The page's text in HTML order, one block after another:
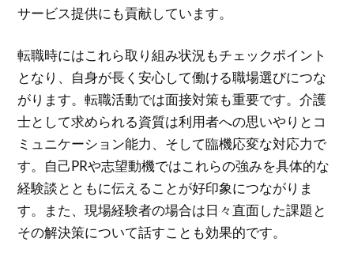
サービス提供にも貢献しています。
転職時にはこれら取り組み状況もチェックポイント
となり、自身が長く安心して働ける職場選びにつな
がります。転職活動では面接対策も重要です。介護
士として求められる資質は利用者への思いやりとコ
ミュニケーション能力、そして臨機応変な対応力で
す。自己PRや志望動機ではこれらの強みを具体的な
経験談とともに伝えることが好印象につながりま
す。また、現場経験者の場合は日々直面した課題と
その解決策について話すことも効果的です。